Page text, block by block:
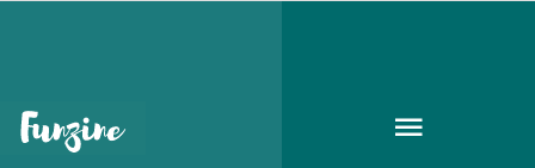
versrészlet